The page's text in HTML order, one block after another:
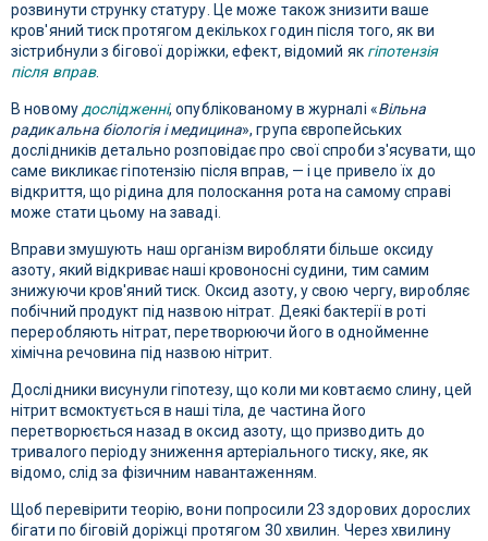
розвинути струнку статуру. Це може також знизити ваше
кров'яний тиск протягом декількох годин після того, як ви
зістрибнули з бігової доріжки, ефект, відомий як гіпотензія
після вправ.
В новомудослідженні, опублікованому в журналі «Вільна
радикальна біологія і медицина», група європейських
дослідників детально розповідає про свої спроби з'ясувати, що
саме викликає гіпотензію після вправ, — і це привело їх до
відкриття, що рідина для полоскання рота на самому справі
може стати цьому на заваді.
Вправи змушують наш організм виробляти більше оксиду
азоту, який відкриває наші кровоносні судини, тим самим
знижуючи кров'яний тиск. Оксид азоту, у свою чергу, виробляє
побічний продукт під назвою нітрат. Деякі бактерії в роті
переробляють нітрат, перетворюючи його в однойменне
хімічна речовина під назвою нітрит.
Дослідники висунули гіпотезу, що коли ми ковтаємо слину, цей
нітрит всмоктується в наші тіла, де частина його
перетворюється назад в оксид азоту, що призводить до
тривалого періоду зниження артеріального тиску, яке, як
відомо, слід за фізичним навантаженням.
Щоб перевірити теорію, вони попросили 23 здорових дорослих
бігати по біговій доріжці протягом 30 хвилин. Через хвилину